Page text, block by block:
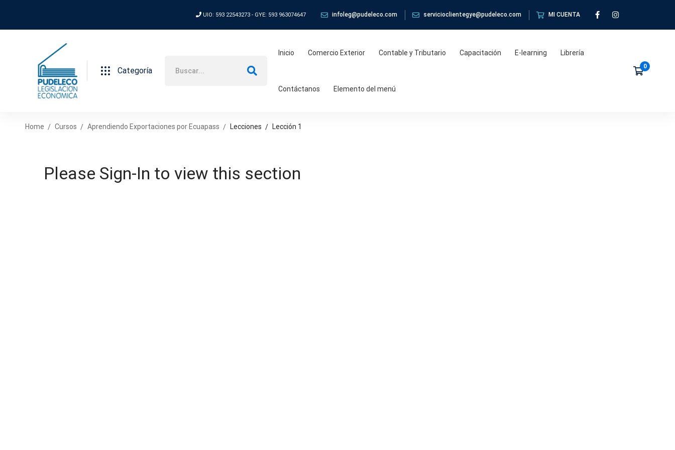
UIO: 593 22543273 - GYE: 593 963074647 infoleg@pudeleco.com servicioclientegye@pudeleco.com MI CUENTA
Categoría
Inicio Comercio Exterior Contable y Tributario Capacitación E-learning Librería
Contáctanos Elemento del menú
Home Cursos Aprendiendo Exportaciones por Ecuapass Lecciones Lección 1
Please Sign-In to view this section